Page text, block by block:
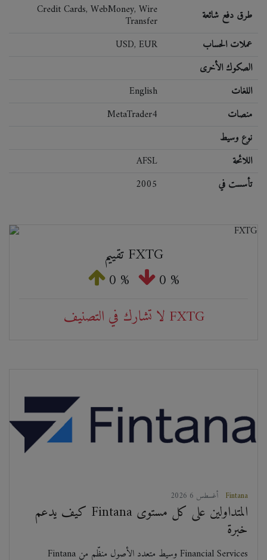
Credit Cards, WebMoney, Wire
Transfer
طرق دفع شائعة
USD, EUR
عملات الحساب
الصكوك الأخرى
English
اللغات
MetaTrader4
منصات
نوع وسيط
AFSL
اللائحة
2005
تأسست في
تقييم FXTG
0 % 0 %
لا تشارك في التصنيف FXTG
Fintana
كيف يدعم Fintana المتداولين على كل مستوى
خبرة
Fintana وسيط متعدد الأصول منظّم من Financial Services